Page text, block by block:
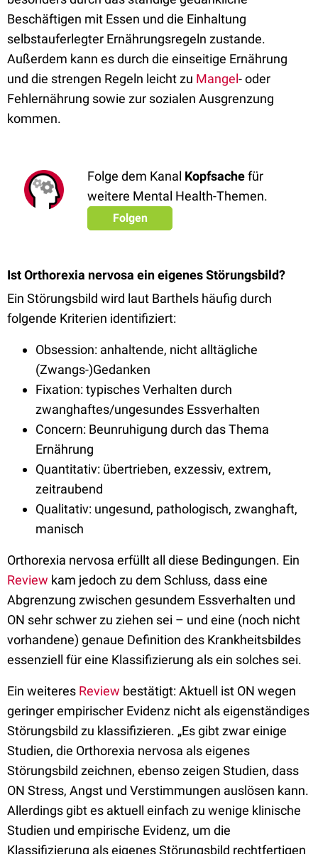
Beschäftigen mit Essen und die Einhaltung
selbstauferlegter Ernährungsregeln zustande.
Außerdem kann es durch die einseitige Ernährung
und die strengen Regeln leicht zu Mangel- oder
Fehlernährung sowie zur sozialen Ausgrenzung
kommen.
Folge dem Kanal Kopfsachefür
weitere Mental Health-Themen.
Folgen
Ist Orthorexia nervosa ein eigenes Störungsbild?
Ein Störungsbild wird laut Barthels häufig durch
folgende Kriterien identifiziert:
Obsession: anhaltende, nicht alltägliche
(Zwangs-)Gedanken
Fixation: typisches Verhalten durch
zwanghaftes/ungesundes Essverhalten
Concern: Beunruhigung durch das Thema
Ernährung
Quantitativ: übertrieben, exzessiv, extrem,
zeitraubend
Qualitativ: ungesund, pathologisch, zwanghaft,
manisch
Orthorexia nervosa erfüllt all diese Bedingungen. Ein
Review kam jedoch zu dem Schluss, dass eine
Abgrenzung zwischen gesundem Essverhalten und
ON sehr schwer zu ziehen sei – und eine (noch nicht
vorhandene) genaue Definition des Krankheitsbildes
essenziell für eine Klassifizierung als ein solches sei.
Ein weiteres Review bestätigt: Aktuell ist ON wegen
geringer empirischer Evidenz nicht als eigenständiges
Störungsbild zu klassifizieren. „Es gibt zwar einige
Studien, die Orthorexia nervosa als eigenes
Störungsbild zeichnen, ebenso zeigen Studien, dass
ON Stress, Angst und Verstimmungen auslösen kann.
Allerdings gibt es aktuell einfach zu wenige klinische
Studien und empirische Evidenz, um die
Klassifizierung als eigenes Störungsbild rechtfertigen